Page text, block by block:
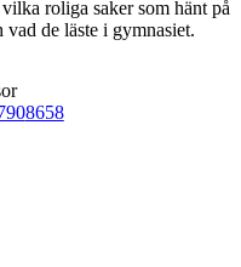
roliga saker som hänt på
de läste i gymnasiet.
8658